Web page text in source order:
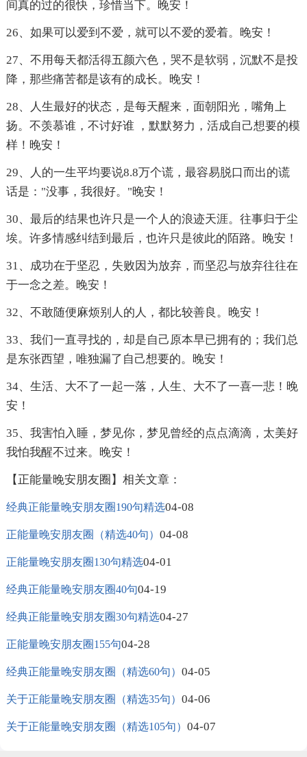
间真的过的很快，珍惜当下。晚安！
26、如果可以爱到不爱，就可以不爱的爱着。晚安！
27、不用每天都活得五颜六色，哭不是软弱，沉默不是投
降，那些痛苦都是该有的成长。晚安！
28、人生最好的状态，是每天醒来，面朝阳光，嘴角上
扬。不羡慕谁，不讨好谁 ，默默努力，活成自己想要的模
样！晚安！
29、人的一生平均要说8.8万个谎，最容易脱口而出的谎
话是："没事，我很好。"晚安！
30、最后的结果也许只是一个人的浪迹天涯。往事归于尘
埃。许多情感纠结到最后，也许只是彼此的陌路。晚安！
31、成功在于坚忍，失败因为放弃，而坚忍与放弃往往在
于一念之差。晚安！
32、不敢随便麻烦别人的人，都比较善良。晚安！
33、我们一直寻找的，却是自己原本早已拥有的；我们总
是东张西望，唯独漏了自己想要的。晚安！
34、生活、大不了一起一落，人生、大不了一喜一悲！晚
安！
35、我害怕入睡，梦见你，梦见曾经的点点滴滴，太美好
我怕我醒不过来。晚安！
【正能量晚安朋友圈】相关文章：
经典正能量晚安朋友圈190句精选04-08
正能量晚安朋友圈（精选40句） 04-08
正能量晚安朋友圈130句精选04-01
经典正能量晚安朋友圈40句04-19
经典正能量晚安朋友圈30句精选04-27
正能量晚安朋友圈155句04-28
经典正能量晚安朋友圈（精选60句） 04-05
关于正能量晚安朋友圈（精选35句） 04-06
关于正能量晚安朋友圈（精选105句） 04-07